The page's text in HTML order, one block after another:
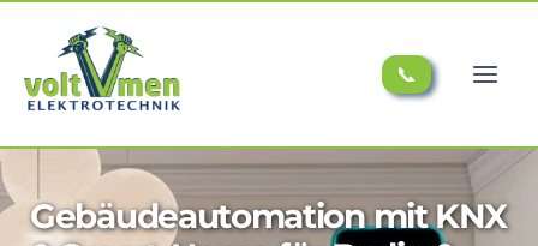
📞
Gebäudeautomation mit KNX